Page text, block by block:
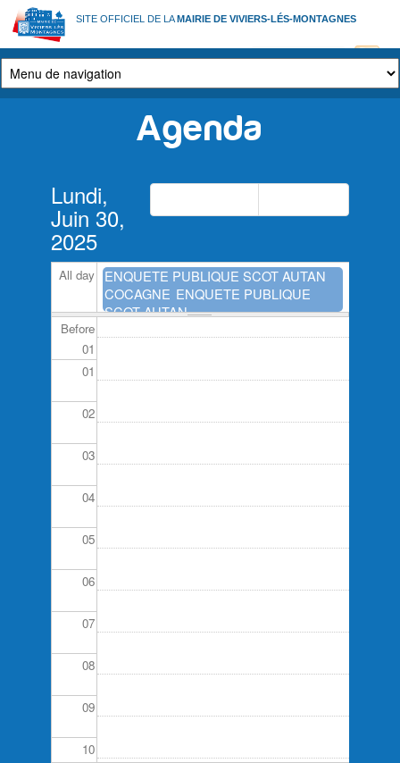
Aller
au
contenu
principal
SITE OFFICIEL DE LAMAIRIE DE VIVIERS-LÉS-MONTAGNES
Agenda
principaux
Lundi,
Juin 30,
2025
All day
ENQUETE PUBLIQUE SCOT AUTAN
COCAGNE ENQUETE PUBLIQUE
SCOT AUTAN...
Before
01
01
02
03
04
05
06
07
08
09
10